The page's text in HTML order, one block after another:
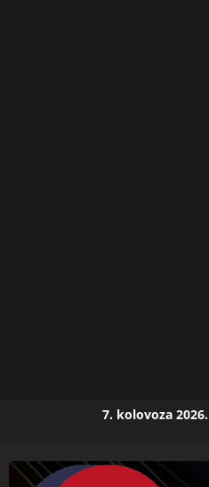
7. kolovoza 2026.